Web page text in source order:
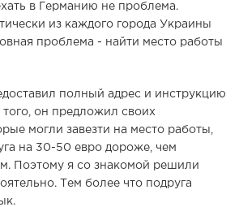
в Германию не проблема.
из каждого города Украины
проблема - найти место работы
полный адрес и инструкцию
того, он предложил своих
могли завезти на место работы,
на 30-50 евро дороже, чем
Поэтому я со знакомой решили
Тем более что подруга